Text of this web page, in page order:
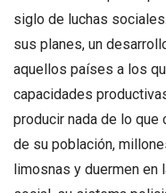
siglo de luchas
sus planes, un
aquellos países a los
capacidades
producir nada de lo que
de su población,
limosnas y duermen en